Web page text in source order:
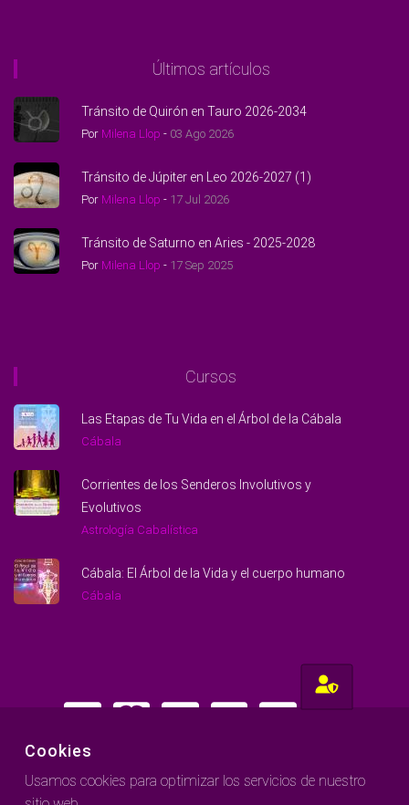
Últimos artículos
Tránsito de Quirón en Tauro 2026-2034
Por Milena Llop - 03 Ago 2026
Tránsito de Júpiter en Leo 2026-2027 (1)
Por Milena Llop - 17 Jul 2026
Tránsito de Saturno en Aries - 2025-2028
Por Milena Llop - 17 Sep 2025
Cursos
Las Etapas de Tu Vida en el Árbol de la Cábala
Cábala
Corrientes de los Senderos Involutivos y
Evolutivos
Astrología Cabalística
Cábala: El Árbol de la Vida y el cuerpo humano
Cábala
Hecho con amor para gente amorosa
Cookies
Usamos cookies para optimizar los servicios de nuestro